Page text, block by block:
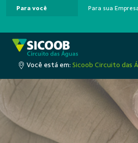
Pular para o Conteúdo principal
Para você Para sua
Você está em: Sicoob Circuito das